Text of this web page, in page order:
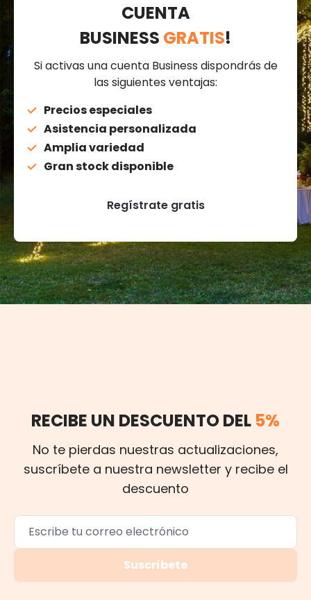
CUENTA
BUSINESS GRATIS!
Si activas una cuenta Business dispondrás de
las siguientes ventajas:
Precios especiales
Asistencia personalizada
Amplia variedad
Gran stock disponible
Regístrate gratis
RECIBE UN DESCUENTO DEL 5%
No te pierdas nuestras actualizaciones,
suscríbete a nuestra newsletter y recibe el
descuento
Suscríbete